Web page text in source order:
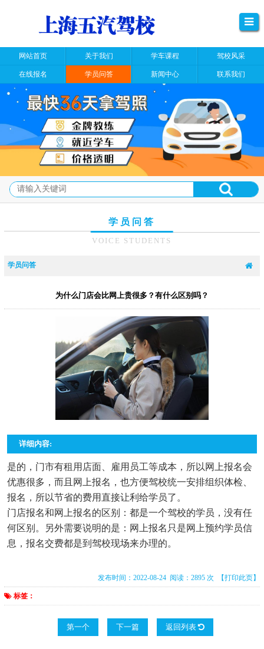
网站首页 关于我们 学车课程 驾校风采
在线报名 学员问答 新闻中心 联系我们
学员问答
VOICE STUDENTS
学员问答
为什么门店会比网上贵很多？有什么区别吗？
详细内容:
是的，门市有租用店面、雇用员工等成本，所以网上报名会
优惠很多，而且网上报名，也方便驾校统一安排组织体检、
报名，所以节省的费用直接让利给学员了。
门店报名和网上报名的区别：都是一个驾校的学员，没有任
何区别。另外需要说明的是：网上报名只是网上预约学员信
息，报名交费都是到驾校现场来办理的。
发布时间：2022-08-24 阅读：2895 次 【打印此页】
标签：
第一个 下一篇 返回列表